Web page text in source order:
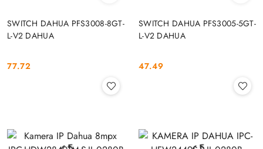
SWITCH DAHUA PFS3008-8GT-
L-V2 DAHUA
Cena:
77.72
SWITCH DAHUA PFS3005-5GT-
L-V2 DAHUA
Cena:
47.49